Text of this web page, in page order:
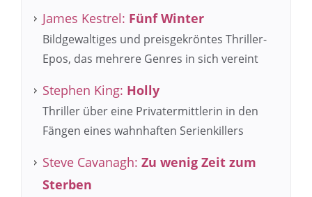
James Kestrel: Fünf Winter
Bildgewaltiges und preisgekröntes Thriller-
Epos, das mehrere Genres in sich vereint
Stephen King: Holly
Thriller über eine Privatermittlerin in den
Fängen eines wahnhaften Serienkillers
Steve Cavanagh: Zu wenig Zeit zum
Sterben